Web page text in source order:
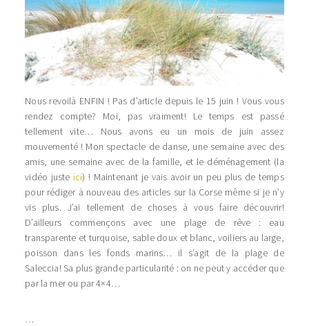
Nous revoilà ENFIN ! Pas d’article depuis le 15 juin ! Vous vous
rendez compte? Moi, pas vraiment! Le temps est passé
tellement vite… Nous avons eu un mois de juin assez
mouvementé ! Mon spectacle de danse, une semaine avec des
amis, une semaine avec de la famille, et le déménagement (la
vidéo juste ici) ! Maintenant je vais avoir un peu plus de temps
pour rédiger à nouveau des articles sur la Corse même si je n’y
vis plus. J’ai tellement de choses à vous faire découvrir!
D’ailleurs commençons avec une plage de rêve : eau
transparente et turquoise, sable doux et blanc, voiliers au large,
poisson dans les fonds marins… il s’agit de la plage de
Saleccia! Sa plus grande particularité : on ne peut y accéder que
par la mer ou par 4×4…
…